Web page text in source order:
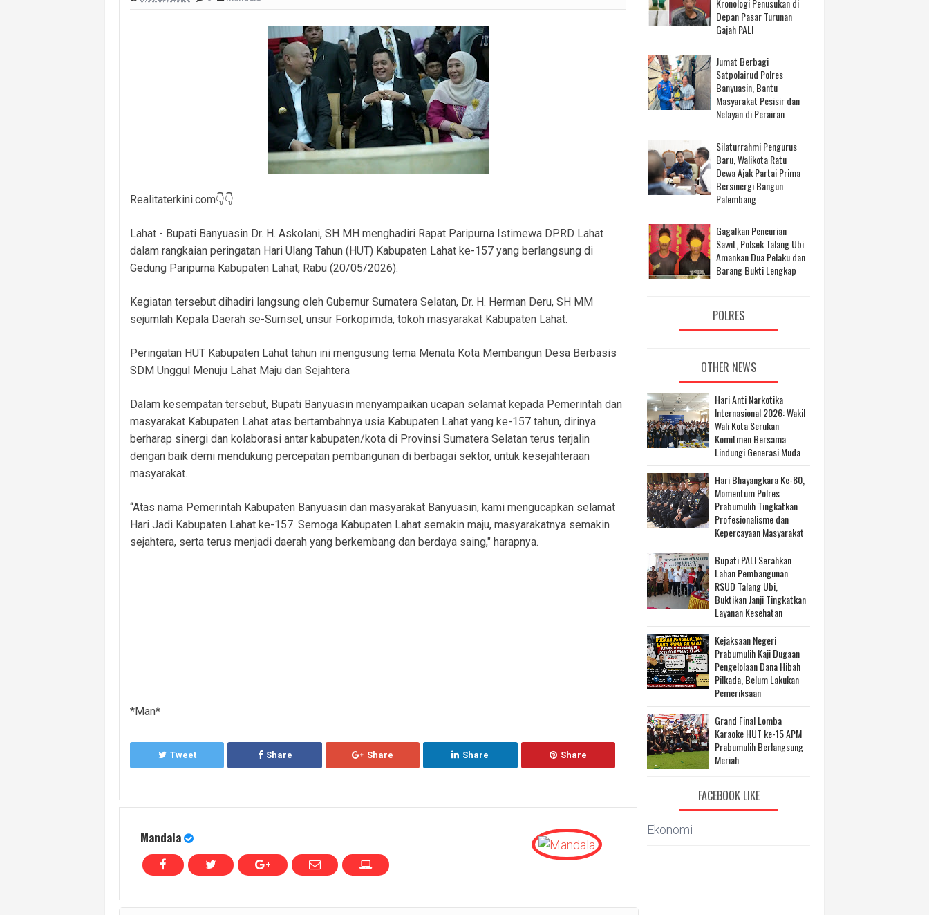
Cegah Kejahatan 3C dan Kecelakaan, Satlantas Polres PALI Gelar Patroli Subuh di Kawasan Masjid Syuhada
Cegah Kejahatan Malam Hari, Polsek Penukal Utara Intensifkan Patroli KRYD Sasar Potensi Gangguan Kamtibmas
Polsek Banyuasin II Berhasil Ungkap Pencurian Perangkat BTS di Banyuasin II, Tiga Terduga Pelaku Diamankan
Polres PALI Amankan Terduga Pengedar Ekstasi di Abab, Barang Bukti Disembunyikan di Panci Presto
Keributan Berujung Maut, Polisi Ungkap Kronologi Penusukan di Depan Pasar Turunan Gajah PALI
Polsek Betung Amankan Terduga Pelaku Pencurian Dua Unit Telepon Genggam.
Realitaterkini.com👇👇
Lahat - Bupati Banyuasin Dr. H. Askolani, SH MH menghadiri Rapat Paripurna Istimewa DPRD Lahat
dalam rangkaian peringatan Hari Ulang Tahun (HUT) Kabupaten Lahat ke-157 yang berlangsung di
Gedung Paripurna Kabupaten Lahat, Rabu (20/05/2026).
‎Kegiatan tersebut dihadiri langsung oleh Gubernur Sumatera Selatan, Dr. H. Herman Deru, SH MM
sejumlah Kepala Daerah se-Sumsel, unsur Forkopimda, tokoh masyarakat Kabupaten Lahat.
‎Peringatan HUT Kabupaten Lahat tahun ini mengusung tema Menata Kota Membangun Desa Berbasis
SDM Unggul Menuju Lahat Maju dan Sejahtera
‎Dalam kesempatan tersebut, Bupati Banyuasin menyampaikan ucapan selamat kepada Pemerintah dan
masyarakat Kabupaten Lahat atas bertambahnya usia Kabupaten Lahat yang ke-157 tahun, dirinya
berharap sinergi dan kolaborasi antar kabupaten/kota di Provinsi Sumatera Selatan terus terjalin
dengan baik demi mendukung percepatan pembangunan di berbagai sektor, untuk kesejahteraan
masyarakat.
‎“Atas nama Pemerintah Kabupaten Banyuasin dan masyarakat Banyuasin, kami mengucapkan selamat
Hari Jadi Kabupaten Lahat ke-157. Semoga Kabupaten Lahat semakin maju, masyarakatnya semakin
sejahtera, serta terus menjadi daerah yang berkembang dan berdaya saing," harapnya.
*Man*
Tweet Share Share Share Share
Mandala
Kronologi Penusukan di
Depan Pasar Turunan
Gajah PALI
Jumat Berbagi
Satpolairud Polres
Banyuasin, Bantu
Masyarakat Pesisir dan
Nelayan di Perairan
Silaturrahmi Pengurus
Baru, Walikota Ratu
Dewa Ajak Partai Prima
Bersinergi Bangun
Palembang
Gagalkan Pencurian
Sawit, Polsek Talang Ubi
Amankan Dua Pelaku dan
Barang Bukti Lengkap
POLRES
OTHER NEWS
Hari Anti Narkotika
Internasional 2026: Wakil
Wali Kota Serukan
Komitmen Bersama
Lindungi Generasi Muda
Hari Bhayangkara Ke-80,
Momentum Polres
Prabumulih Tingkatkan
Profesionalisme dan
Kepercayaan Masyarakat
Bupati PALI Serahkan
Lahan Pembangunan
RSUD Talang Ubi,
Buktikan Janji Tingkatkan
Layanan Kesehatan
Kejaksaan Negeri
Prabumulih Kaji Dugaan
Pengelolaan Dana Hibah
Pilkada, Belum Lakukan
Pemeriksaan
Grand Final Lomba
Karaoke HUT ke-15 APM
Prabumulih Berlangsung
Meriah
FACEBOOK LIKE
Ekonomi